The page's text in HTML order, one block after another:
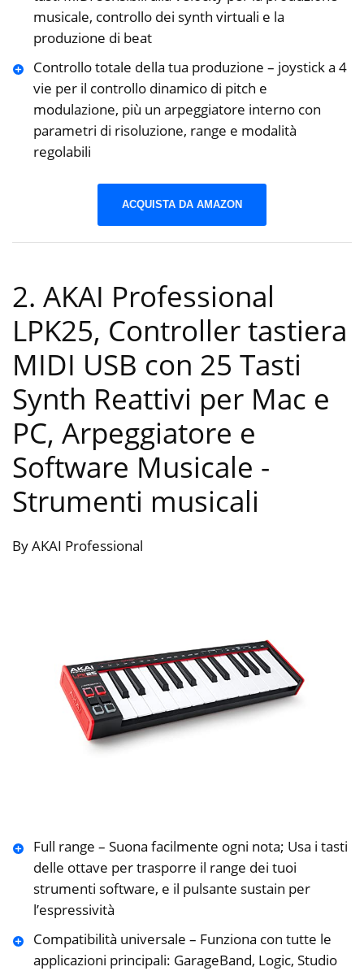
musicale, controllo dei synth virtuali e la
produzione di beat
Controllo totale della tua produzione – joystick a 4
vie per il controllo dinamico di pitch e
modulazione, più un arpeggiatore interno con
parametri di risoluzione, range e modalità
regolabili
ACQUISTA DA AMAZON
2. AKAI Professional
LPK25, Controller tastiera
MIDI USB con 25 Tasti
Synth Reattivi per Mac e
PC, Arpeggiatore e
Software Musicale -
Strumenti musicali
By AKAI Professional
Full range – Suona facilmente ogni nota; Usa i tasti
delle ottave per trasporre il range dei tuoi
strumenti software, e il pulsante sustain per
l’espressività
Compatibilità universale – Funziona con tutte le
applicazioni principali: GarageBand, Logic, Studio